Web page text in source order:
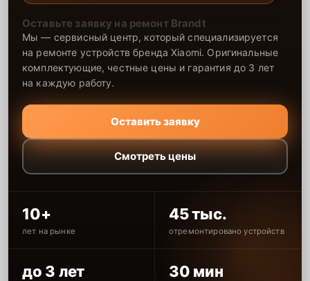
Оставьте заявку на ремонт Brandt
Мы — сервисный центр, который специализируется
на ремонте устройств бренда Xiaomi. Оригинальные
комплектующие, честные цены и гарантия до 3 лет
на каждую работу.
Оставить заявку
Смотреть цены
10+
лет на рынке
45 тыс.
отремонтировано устройств
до 3 лет 30 мин